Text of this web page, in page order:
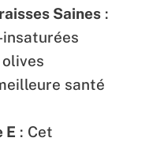
Saines :
santé
E : Cet